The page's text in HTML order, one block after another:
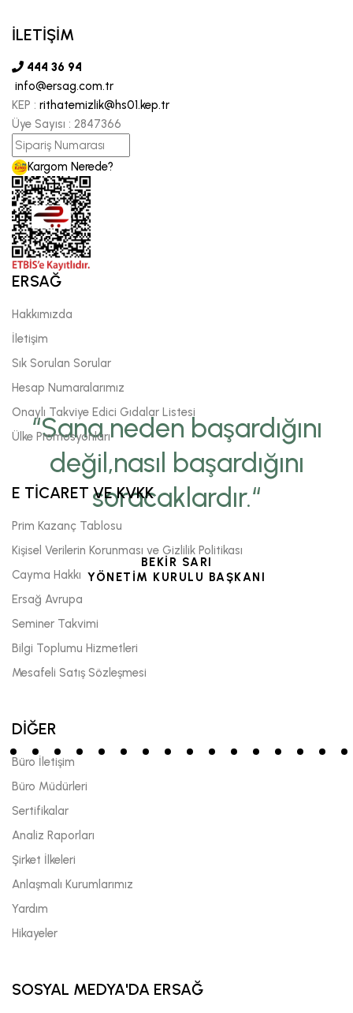
“Sana neden başardığını
değil,nasıl başardığını
soracaklardır.“
BEKİR SARI
YÖNETİM KURULU BAŞKANI
İLETİŞİM
444 36 94
info@ersag.com.tr
KEP : rithatemizlik@hs01.kep.tr
Üye Sayısı : 2847366
Kargom Nerede?
ERSAĞ
Hakkımızda
İletişim
Sık Sorulan Sorular
Hesap Numaralarımız
Onaylı Takviye Edici Gıdalar Listesi
Ülke Promosyonları
E TİCARET VE KVKK
Prim Kazanç Tablosu
Kişisel Verilerin Korunması ve Gizlilik Politikası
Cayma Hakkı
Ersağ Avrupa
Seminer Takvimi
Bilgi Toplumu Hizmetleri
Mesafeli Satış Sözleşmesi
DİĞER
Büro İletişim
Büro Müdürleri
Sertifikalar
Analiz Raporları
Şirket İlkeleri
Anlaşmalı Kurumlarımız
Yardım
Hikayeler
SOSYAL MEDYA'DA ERSAĞ